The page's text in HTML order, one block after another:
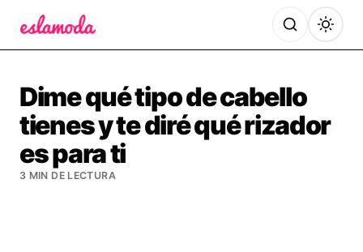
Dime qué tipo de cabello
tienes y te diré qué rizador
es para ti
3 MIN DE LECTURA